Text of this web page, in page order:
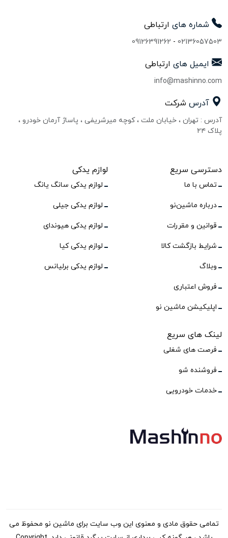
شماره های ارتباطی
02136057503
-
09126391262
ایمیل های ارتباطی
info@mashinno.com
آدرس شرکت
آدرس : تهران ، خیابان ملت ، کوچه میرشریفی ، پاساژ آرمان خودرو ،
پلاک ۲۴
دسترسی سریع
تماس با ما
درباره ماشین‌نو
قوانین و مقررات
شرایط بازگشت کالا
وبلاگ
فروش اعتباری
اپلیکیشن ماشین نو
لوازم یدکی
لوازم یدکی سانگ یانگ
لوازم یدکی جیلی
لوازم یدکی هیوندای
لوازم یدکی کیا
لوازم یدکی برلیانس
لینک های سریع
فرصت های شغلی
فروشنده شو
خدمات خودرویی
تمامی حقوق مادی و معنوی این وب سایت برای ماشین نو محفوظ می